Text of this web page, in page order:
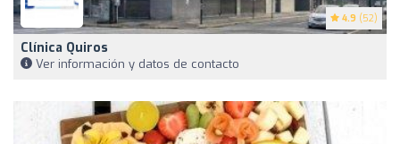
4.9 (52)
Clínica Quiros
Ver información y datos de contacto